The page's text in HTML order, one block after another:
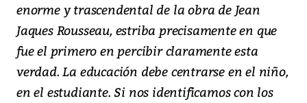
enorme y trascendental de la obra de Jean
Jaques Rousseau, estriba precisamente en que
fue el primero en percibir claramente esta
verdad. La educación debe centrarse en el niño,
en el estudiante. Si nos identificamos con los